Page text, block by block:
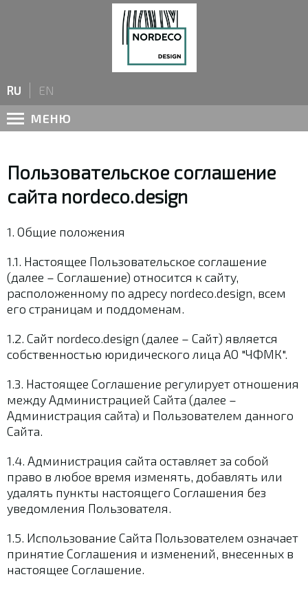
RU EN
МЕНЮ
Пользовательское соглашение
сайта nordeco.design
1. Общие положения
1.1. Настоящее Пользовательское соглашение
(далее – Соглашение) относится к сайту,
расположенному по адресу nordeco.design, всем
его страницам и поддоменам.
1.2. Сайт nordeco.design (далее – Сайт) является
собственностью юридического лица АО "ЧФМК".
1.3. Настоящее Соглашение регулирует отношения
между Администрацией Сайта (далее –
Администрация сайта) и Пользователем данного
Сайта.
1.4. Администрация сайта оставляет за собой
право в любое время изменять, добавлять или
удалять пункты настоящего Соглашения без
уведомления Пользователя.
1.5. Использование Сайта Пользователем означает
принятие Соглашения и изменений, внесенных в
настоящее Соглашение.
Форма сотрудничества
Частное лицо
Номер телефона*
Ваш E-mail
* отправляя данную форму, вы соглашаетесь с
конфиденциальности